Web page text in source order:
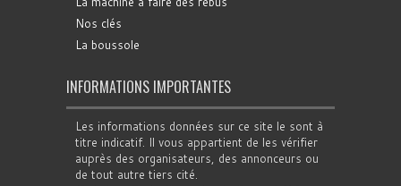
Nos clés
La boussole
INFORMATIONS IMPORTANTES
Les informations données sur ce site le sont à
titre indicatif. Il vous appartient de les vérifier
auprès des organisateurs, des annonceurs ou
de tout autre tiers cité.